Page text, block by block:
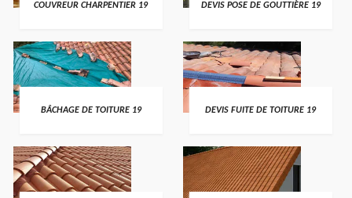
COUVREUR CHARPENTIER 19 DEVIS POSE DE GOUTTIÈRE 19
BÂCHAGE DE TOITURE 19 DEVIS FUITE DE TOITURE 19